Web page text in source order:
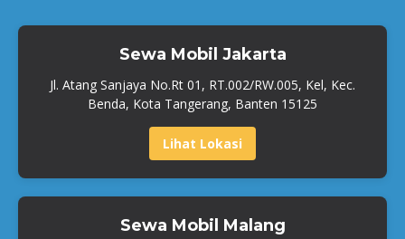
Sewa Mobil Jakarta
Jl. Atang Sanjaya No.Rt 01, RT.002/RW.005, Kel, Kec.
Benda, Kota Tangerang, Banten 15125
Lihat Lokasi
Sewa Mobil Malang